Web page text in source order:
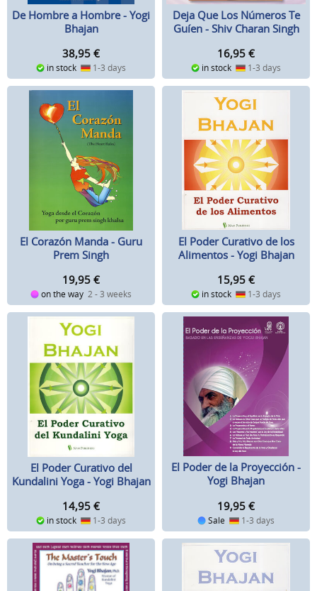
De Hombre a Hombre - Yogi
Bhajan
38,95 €
in stock 1-3 days
Deja Que Los Números Te
Guíen - Shiv Charan Singh
16,95 €
in stock 1-3 days
El Corazón Manda - Guru
Prem Singh
19,95 €
on the way 2 - 3 weeks
El Poder Curativo de los
Alimentos - Yogi Bhajan
15,95 €
in stock 1-3 days
El Poder Curativo del
Kundalini Yoga - Yogi Bhajan
14,95 €
in stock 1-3 days
El Poder de la Proyección -
Yogi Bhajan
19,95 €
Sale 1-3 days